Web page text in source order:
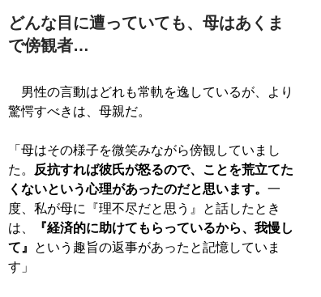
どんな目に遭っていても、母はあくま
で傍観者…
男性の言動はどれも常軌を逸しているが、より
驚愕すべきは、母親だ。
「母はその様子を微笑みながら傍観していまし
た。
反抗すれば彼氏が怒るので、ことを荒立てた
くないという心理があったのだと思います。 一
度、私が母に『理不尽だと思う』と話したとき
は、
『経済的に助けてもらっているから、我慢し
て』
という趣旨の返事があったと記憶していま
す」